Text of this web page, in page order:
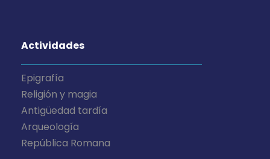
Actividades
Epigrafía
Religión y magia
Antigüedad tardía
Arqueología
República Romana